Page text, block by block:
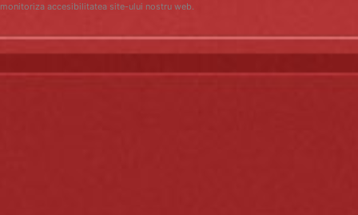
monitoriza accesibilitatea site-ului nostru web.